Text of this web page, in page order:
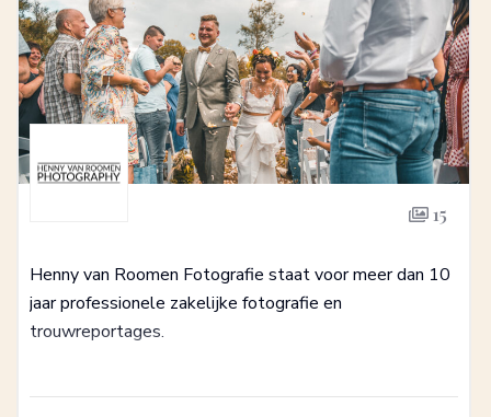
15
Henny van Roomen Fotografie staat voor meer dan 10
jaar professionele zakelijke fotografie en
trouwreportages.